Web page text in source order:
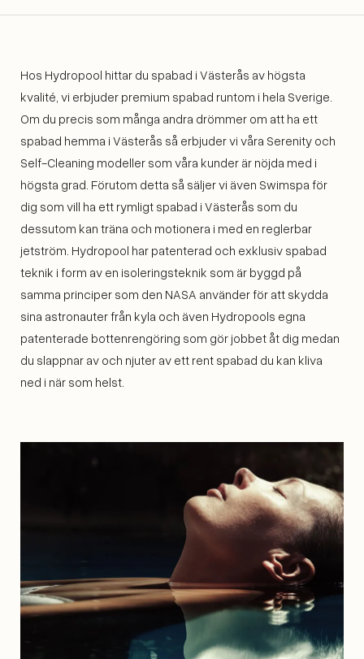
Hos Hydropool hittar du spabad i Västerås av högsta
kvalité, vi erbjuder premium spabad runtom i hela Sverige.
Om du precis som många andra drömmer om att ha ett
spabad hemma i Västerås så erbjuder vi våra Serenity och
Self-Cleaning modeller som våra kunder är nöjda med i
högsta grad. Förutom detta så säljer vi även Swimspa för
dig som vill ha ett rymligt spabad i Västerås som du
dessutom kan träna och motionera i med en reglerbar
jetström. Hydropool har patenterad och exklusiv spabad
teknik i form av en isoleringsteknik som är byggd på
samma principer som den NASA använder för att skydda
sina astronauter från kyla och även Hydropools egna
patenterade bottenrengöring som gör jobbet åt dig medan
du slappnar av och njuter av ett rent spabad du kan kliva
ned i när som helst.